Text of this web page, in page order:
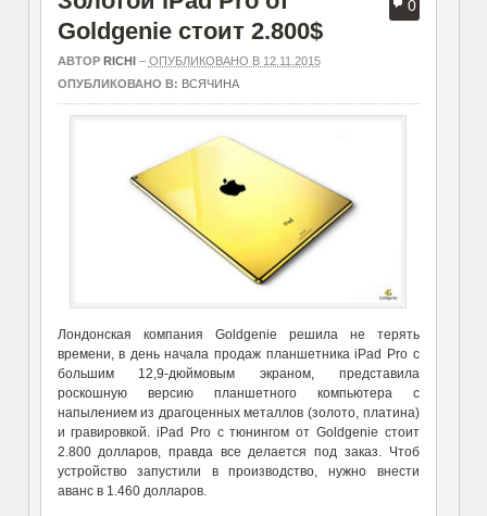
0
Goldgenie стоит 2.800$
АВТОР RICHI– ОПУБЛИКОВАНО В 12.11.2015
ОПУБЛИКОВАНО В: ВСЯЧИНА
Лондонская компания Goldgenie решила не терять
времени, в день начала продаж планшетника iPad Pro с
большим 12,9-дюймовым экраном, представила
роскошную версию планшетного компьютера с
напылением из драгоценных металлов (золото, платина)
и гравировкой. iPad Pro с тюнингом от Goldgenie стоит
2.800 долларов, правда все делается под заказ. Чтоб
устройство запустили в производство, нужно внести
аванс в 1.460 долларов.